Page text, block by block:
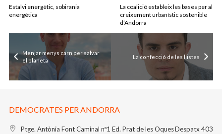
Estalvi energètic, sobirania
energètica
La coalició estableix les bases per al
creixement urbanístic sostenible
d’Andorra
Menjar menys carn per salvar
el planeta
La confecció de les llistes
DEMOCRATES PER ANDORRA
Ptge. Antònia Font Caminal nº1 Ed. Prat de les OquesDespatx 403